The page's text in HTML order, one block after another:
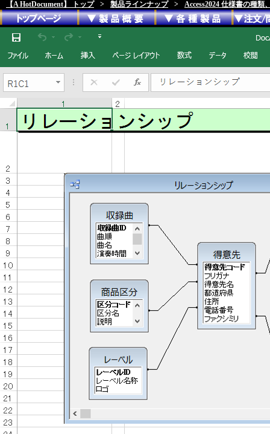
【A HotDocument】 トップ > 製品ラインナップ > Access2024 仕様書の種類